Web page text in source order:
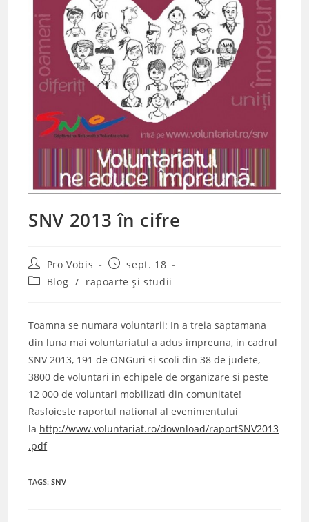
SNV 2013 în cifre
Post
author:
Pro Vobis
Post
published:
sept. 18
PostBlog / rapoarte și studii
Toamna se numara voluntarii: In a treia saptamana
din luna mai voluntariatul a adus impreuna, in cadrul
SNV 2013, 191 de ONGuri si scoli din 38 de judete,
3800 de voluntari in echipele de organizare si peste
12 000 de voluntari mobilizati din comunitate!
Rasfoieste raportul national al evenimentului
la http://www.voluntariat.ro/download/raportSNV2013
.pdf
TAGS:SNV